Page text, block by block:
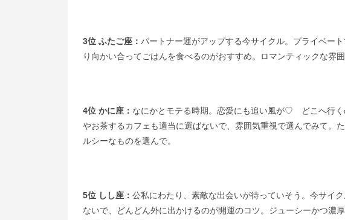
3位 ふたご座： パートナー運がアップする今サイクル。プライベー
り向かい合ってごはんを食べるのがおすすめ。ロマンティックな雰
4位 かに座： なにかとモテる時期。恋愛にも追い風が♡ どこへ行
やお茶するカフェも適当に選ばないで、雰囲気重視で選んでみて。
ルシーなものを選んで。
5位 しし座： 公私にわたり、素敵な出会いが待っていそう。今サイ
ないで、どんどん外に出かけるのが開運のコツ。ジューシーかつ濃